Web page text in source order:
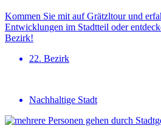
Kommen Sie mit auf Grätzltour und
Entwicklungen im Stadtteil oder
Bezirk!
22. Bezirk
Nachhaltige Stadt